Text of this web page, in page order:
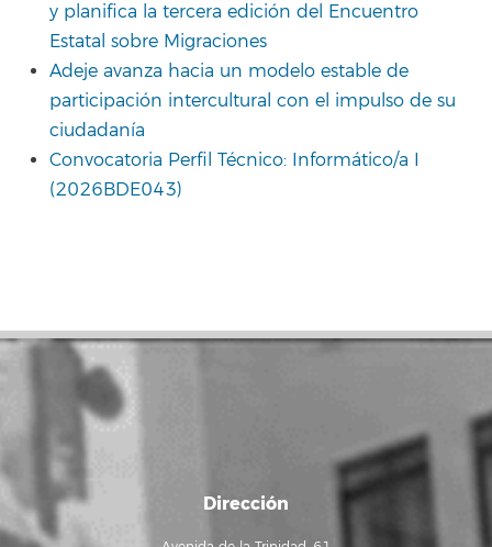
y planifica la tercera edición del Encuentro
Estatal sobre Migraciones
Adeje avanza hacia un modelo estable de
participación intercultural con el impulso de su
ciudadanía
Convocatoria Perfil Técnico: Informático/a I
(2026BDE043)
Dirección